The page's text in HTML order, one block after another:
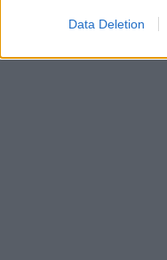
Data Deletion